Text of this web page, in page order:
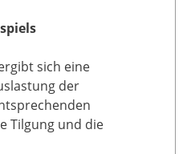
sich eine
der
Tilgung und die